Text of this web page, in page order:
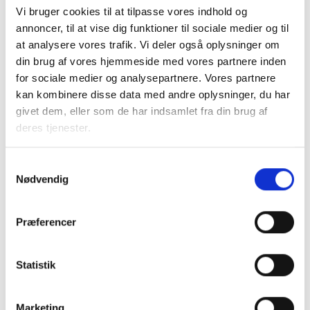
Vi bruger cookies til at tilpasse vores indhold og
annoncer, til at vise dig funktioner til sociale medier og til
at analysere vores trafik. Vi deler også oplysninger om
din brug af vores hjemmeside med vores partnere inden
for sociale medier og analysepartnere. Vores partnere
kan kombinere disse data med andre oplysninger, du har
givet dem, eller som de har indsamlet fra din brug af
deres tjenester.
Nødvendig
Præferencer
Statistik
Økonomistyrelsen den sidste bankdag i marts, juni,
september og december.Ungdomsboligbidragetydes
første gang 3 måneder efter låneoptagelsen.
Med venlig hilsen
Bent Madsen og Keld Adsbøl
[2]Kr. pr. m2bruttoetageareal
Viden